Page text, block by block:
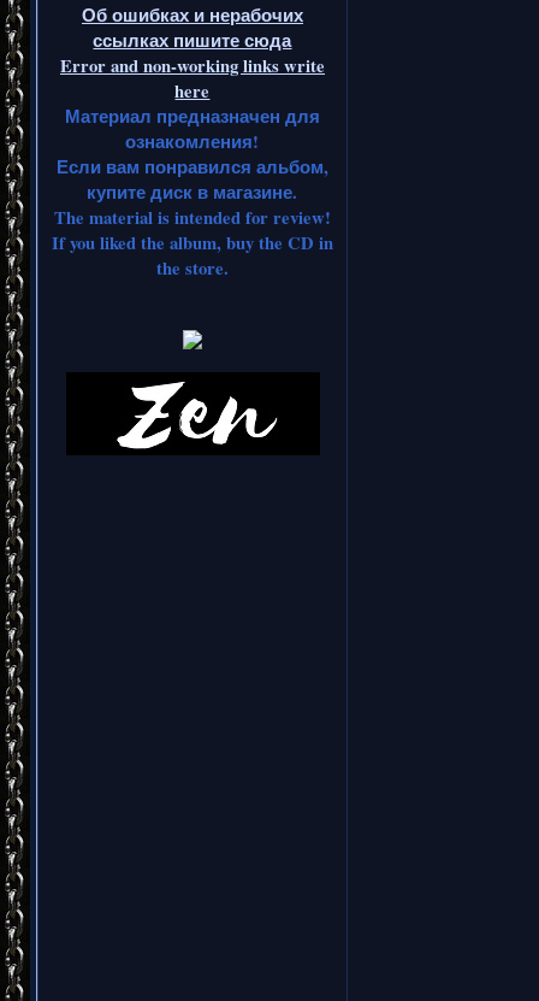
Об ошибках и нерабочих
ссылках пишите сюда
Error and non-working links write
here
Материал предназначен для
ознакомления!
Если вам понравился альбом,
купите диск в магазине.
The material is intended for review!
If you liked the album, buy the CD in
the store.